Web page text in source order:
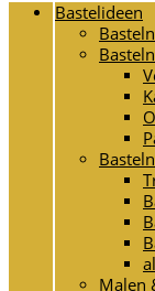
Bastelideen
Malen